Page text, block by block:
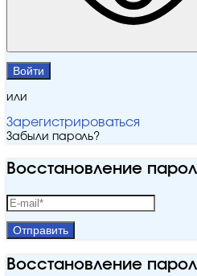
Войти
или
Зарегистрироваться
Забыли пароль?
Восстановление
Отправить
Восстановление